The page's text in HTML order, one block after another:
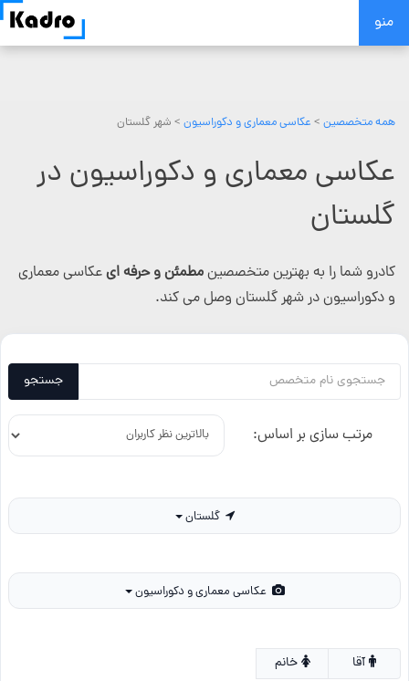
Skip
منو
همه متخصصین > عکاسی معماری و دکوراسیون > شهر گلستان
عکاسی معماری و دکوراسیون در
گلستان
کادرو شما را به بهترین متخصصینمطمئن و حرفه ایعکاسی معماری
و دکوراسیون در شهر گلستان وصل می کند.
جستجو
مرتب سازی بر اساس:
گلستان
خانم